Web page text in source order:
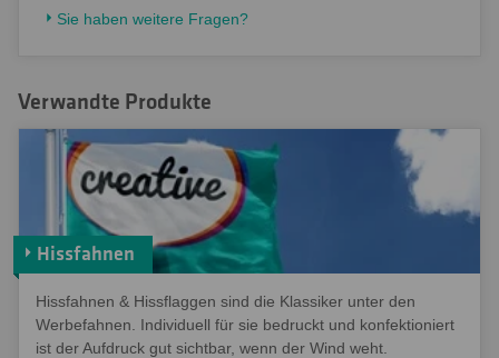
Sie haben weitere Fragen?
Verwandte Produkte
Hissfahnen
Hissfahnen & Hissflaggen sind die Klassiker unter den
Werbefahnen. Individuell für sie bedruckt und konfektioniert
ist der Aufdruck gut sichtbar, wenn der Wind weht.